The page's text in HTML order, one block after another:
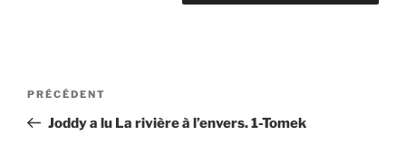
Navigation
l’article
Article
précédent
PRÉCÉDENT
Joddy a lu La rivière à l’envers. 1-Tomek